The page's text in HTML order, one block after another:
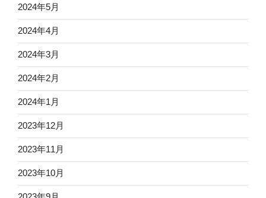
2024年5月
2024年4月
2024年3月
2024年2月
2024年1月
2023年12月
2023年11月
2023年10月